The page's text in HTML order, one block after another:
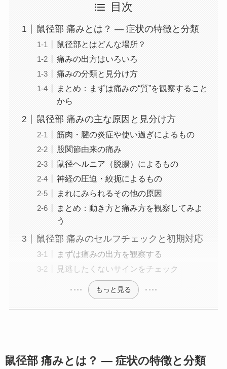
目次
鼠径部 痛みとは？ — 症状の特徴と分類
鼠径部とはどんな場所？
痛みの出方はいろいろ
痛みの分類と見分け方
まとめ：まずは痛みの“質”を観察すること
から
鼠径部 痛みの主な原因と見分け方
筋肉・腱の炎症や使い過ぎによるもの
股関節由来の痛み
鼠径ヘルニア（脱腸）によるもの
神経の圧迫・絞扼によるもの
まれにみられるその他の原因
まとめ：動き方と痛み方を観察してみよ
う
鼠径部 痛みのセルフチェックと初期対応
まずは痛みの出方を観察する
見逃したくないサインをチェック
もっと見る
鼠径部 痛みとは？ — 症状の特徴と分類